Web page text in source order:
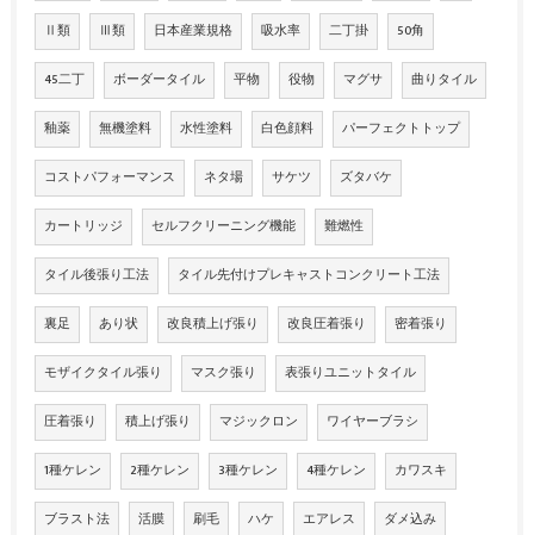
Ⅱ類 Ⅲ類 日本産業規格 吸水率 二丁掛 50角
45二丁 ボーダータイル 平物 役物 マグサ 曲りタイル
釉薬 無機塗料 水性塗料 白色顔料 パーフェクトトップ
コストパフォーマンス ネタ場 サケツ ズタバケ
カートリッジ セルフクリーニング機能 難燃性
タイル後張り工法 タイル先付けプレキャストコンクリート工法
裏足 あり状 改良積上げ張り 改良圧着張り 密着張り
モザイクタイル張り マスク張り 表張りユニットタイル
圧着張り 積上げ張り マジックロン ワイヤーブラシ
1種ケレン 2種ケレン 3種ケレン 4種ケレン カワスキ
ブラスト法 活膜 刷毛 ハケ エアレス ダメ込み